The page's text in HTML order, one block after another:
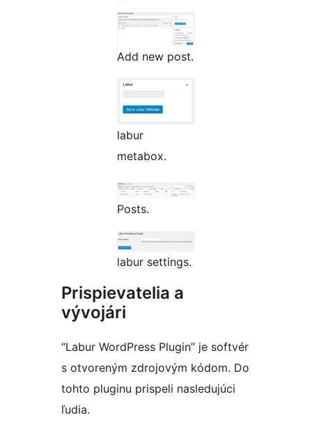
Add new post.
labur
metabox.
Posts.
labur settings.
Prispievatelia a
vývojári
“Labur WordPress Plugin” je softvér
s otvoreným zdrojovým kódom. Do
tohto pluginu prispeli nasledujúci
ľudia.